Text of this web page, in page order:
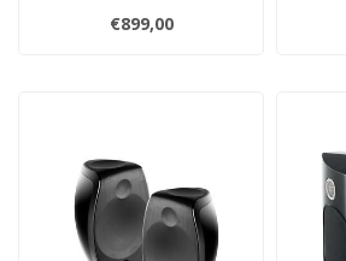
een indrukwekkend
continue vermog..
€899,00
het